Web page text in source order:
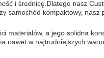
i średnicę.Dlatego nasz
samochód kompaktowy,
materiałów, a jego solidna
nawet w najtrudniejszych